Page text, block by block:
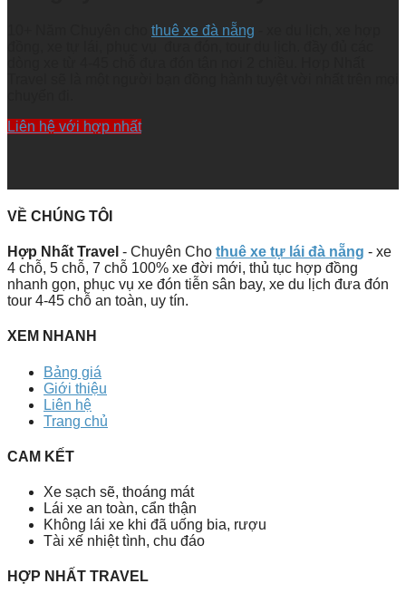
thuê xe đà nẵng
Liên hệ với hợp nhất
VỀ CHÚNG TÔI
Hợp Nhất Travel - Chuyên Cho thuê xe tự lái đà nẵng - xe
4 chỗ, 5 chỗ, 7 chỗ 100% xe đời mới, thủ tục hợp đồng
nhanh gọn, phục vụ xe đón tiễn sân bay, xe du lịch đưa đón
tour 4-45 chỗ an toàn, uy tín.
XEM NHANH
Bảng giá
Giới thiệu
Liên hệ
Trang chủ
CAM KẾT
Xe sạch sẽ, thoáng mát
Lái xe an toàn, cẩn thận
Không lái xe khi đã uống bia, rượu
Tài xế nhiệt tình, chu đáo
HỢP NHẤT TRAVEL